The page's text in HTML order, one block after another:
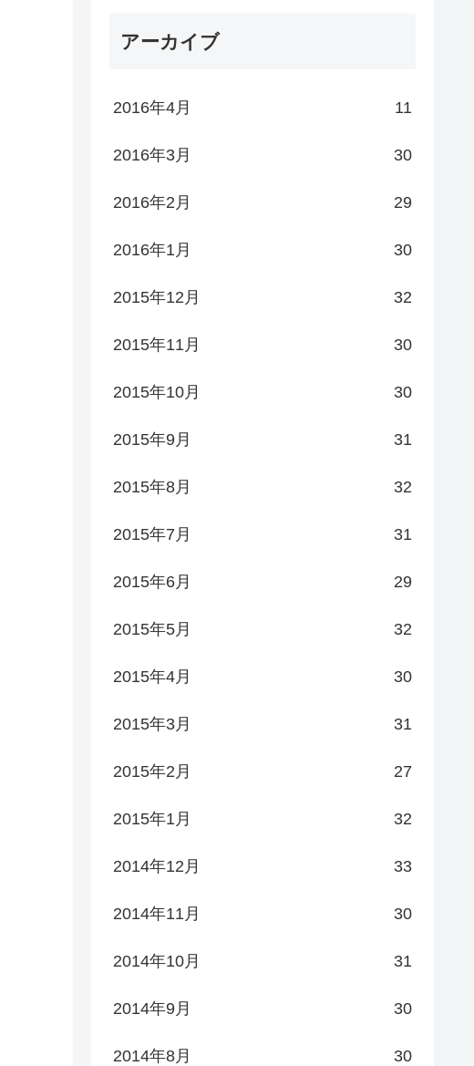
アーカイブ
2016年4月 11
2016年3月 30
2016年2月 29
2016年1月 30
2015年12月 32
2015年11月 30
2015年10月 30
2015年9月 31
2015年8月 32
2015年7月 31
2015年6月 29
2015年5月 32
2015年4月 30
2015年3月 31
2015年2月 27
2015年1月 32
2014年12月 33
2014年11月 30
2014年10月 31
2014年9月 30
2014年8月 30